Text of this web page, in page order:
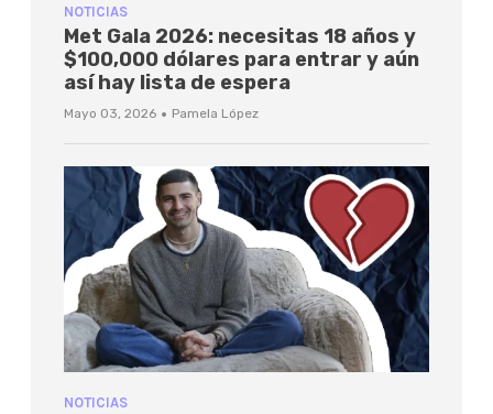
NOTICIAS
Met Gala 2026: necesitas 18 años y
$100,000 dólares para entrar y aún
así hay lista de espera
Mayo 03, 2026 · Pamela López
NOTICIAS